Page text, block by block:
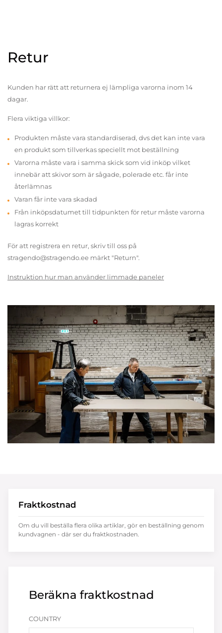
Retur
Kunden har rätt att returnera ej lämpliga varorna inom 14
dagar.
Flera viktiga villkor:
Produkten måste vara standardiserad, dvs det kan inte vara
en produkt som tillverkas speciellt mot beställning
Varorna måste vara i samma skick som vid inköp vilket
innebär att skivor som är sågade, polerade etc. får inte
återlämnas
Varan får inte vara skadad
Från inköpsdatumet till tidpunkten för retur måste varorna
lagras korrekt
För att registrera en retur, skriv till oss på
stragendo@stragendo.ee märkt "Return".
Instruktion hur man använder limmade paneler
Beräkna fraktkostnad
COUNTRY
Fraktkostnad
Om du vill beställa flera olika artiklar, gör en beställning genom
kundvagnen - där ser du fraktkostnaden.